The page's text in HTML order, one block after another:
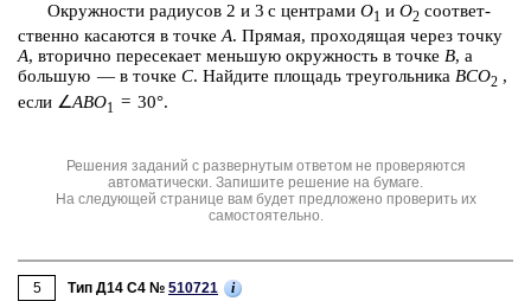
Окруж­но­сти ра­ди­у­сов 2 и 3 с цен­тра­ми O1 и O2 со­от­вет­
ствен­но ка­са­ют­ся в точке A. Пря­мая, про­хо­дя­щая через точку
A, вто­рич­но пе­ре­се­ка­ет мень­шую окруж­ность в точке B, а
боль­шую — в точке C. Най­ди­те пло­щадь тре­уголь­ни­ка BCO2 ,
если ∠ABO1 = 30°.
Решения заданий с развернутым ответом не проверяются
автоматически. Запишите решение на бумаге.
На следующей странице вам будет предложено проверить их
самостоятельно.
5 Тип Д14 C4 № 510721 i